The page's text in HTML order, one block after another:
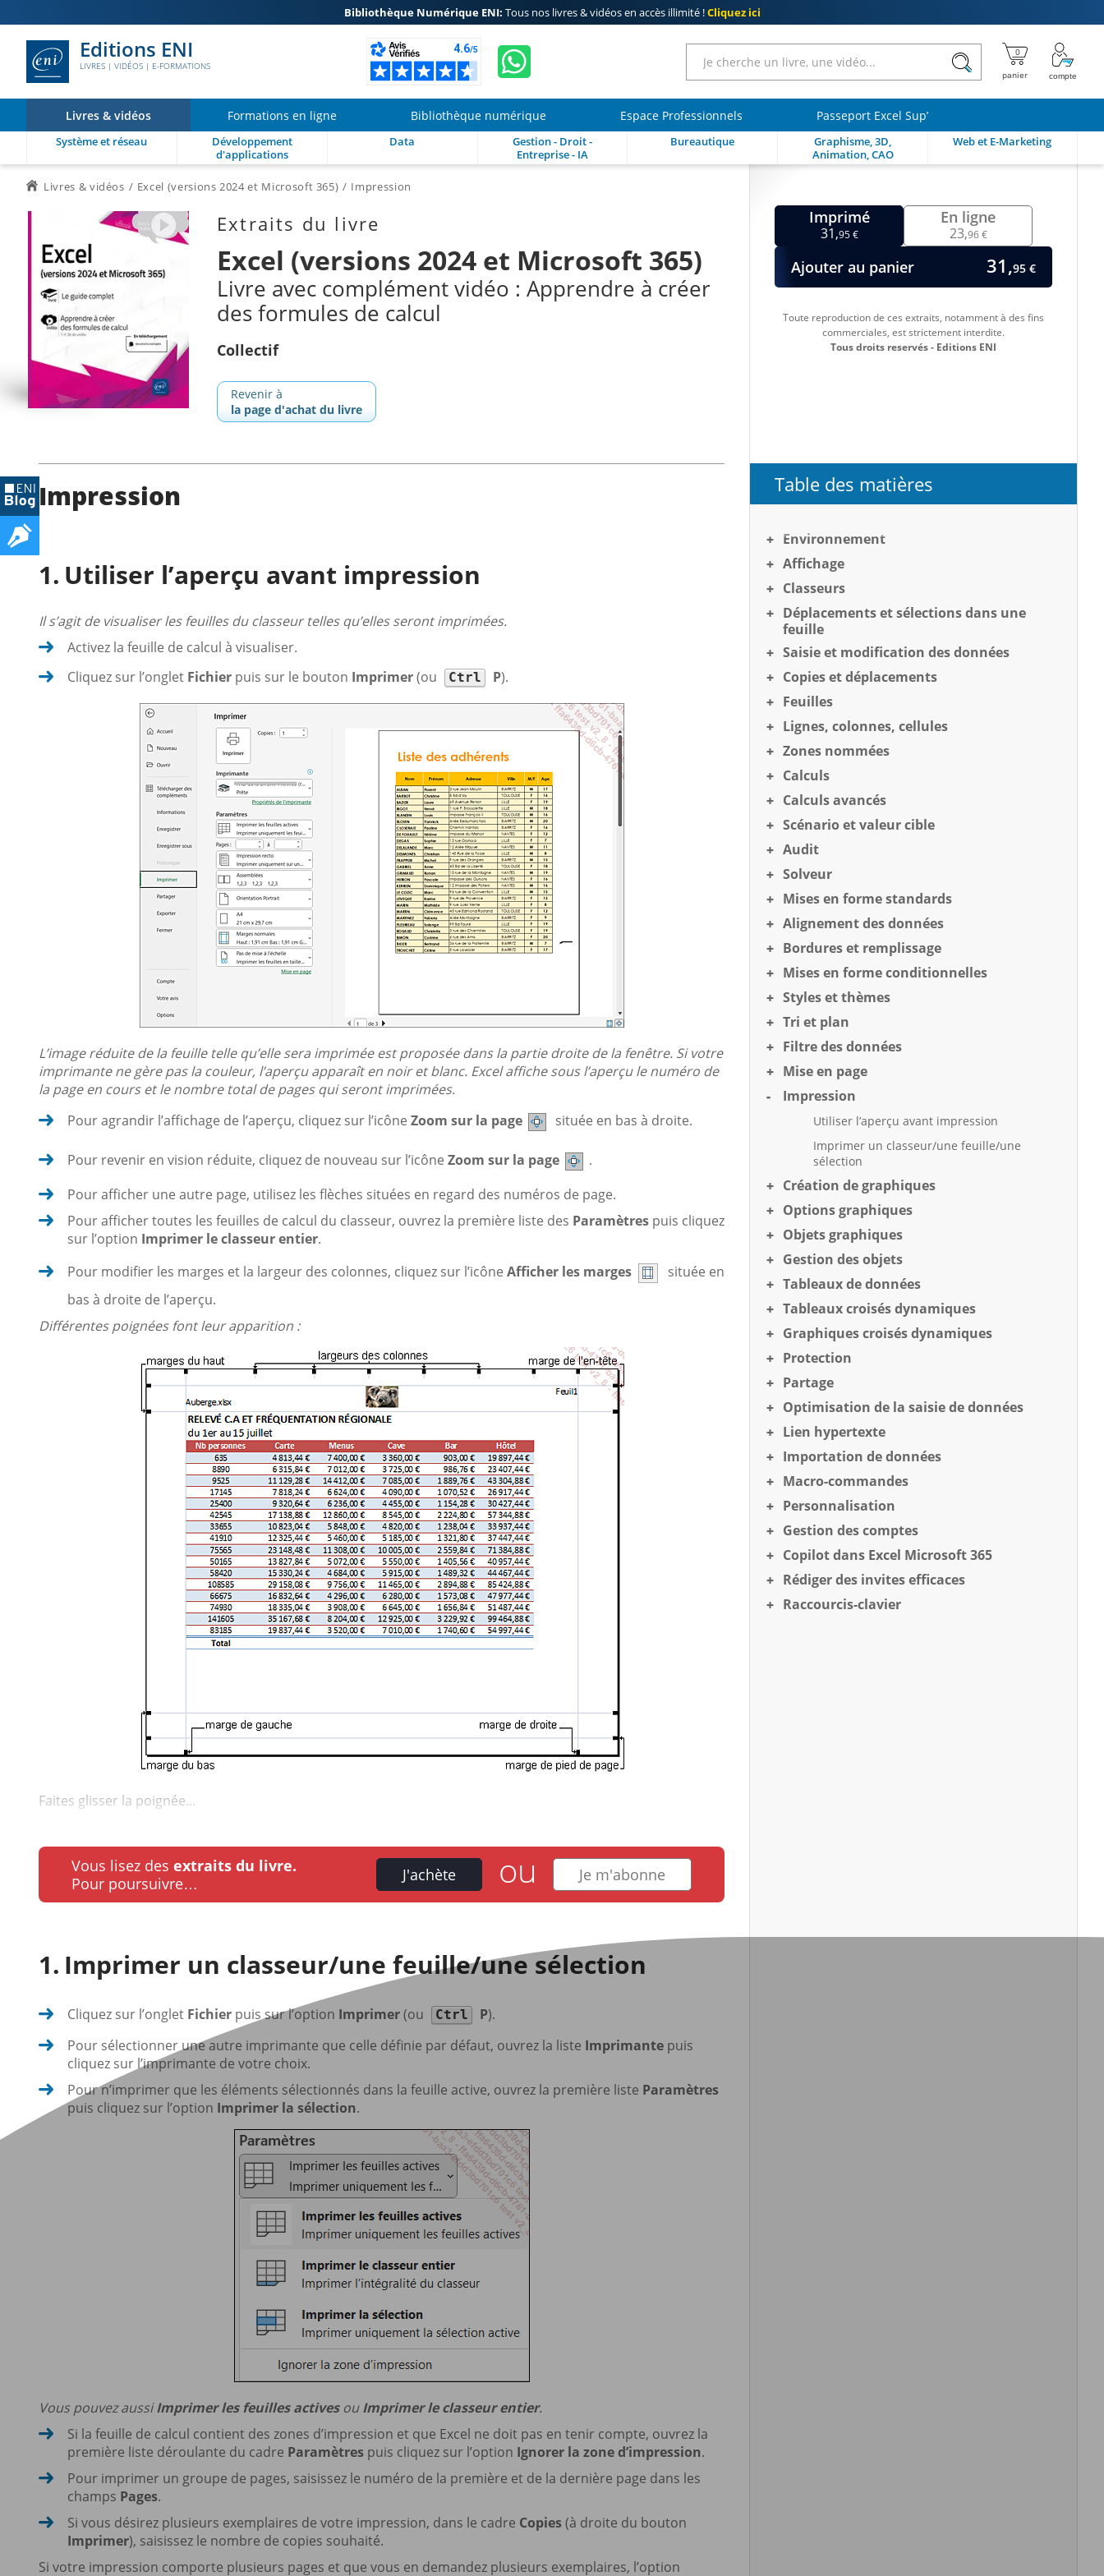
Bibliothèque Numérique ENI: Tous nos livres & vidéos en accès illimité !Cliquez ici
Editions ENI
LIVRES | VIDÉOS | E-FORMATIONS
Livres & vidéos Formations en ligne Bibliothèque numérique Espace Professionnels Passeport Excel Sup’
Système et réseau
Développement
d'applications
Data
Gestion - Droit -
Entreprise - IA
Bureautique
Graphisme, 3D,
Animation, CAO
Web et E-Marketing
Livres & vidéos Excel (versions 2024 et Microsoft 365) Impression
Extraits du livre
Excel (versions 2024 et Microsoft 365)
Livre avec complément vidéo : Apprendre à créer
des formules de calcul
Collectif
Revenir à
la page d'achat du livre
Imprimé
31,95 €
En ligne
23,96 €
Ajouter au panier 31,95 €
Toute reproduction de ces extraits, notamment à des fins
commerciales, est strictement interdite.
Tous droits reservés - Editions ENI
Impression
Utiliser l’aperçu avant impression
Il s’agit de visualiser les feuilles du classeur telles qu’elles seront imprimées.
Activez la feuille de calcul à visualiser.
Cliquez sur l’onglet Fichier puis sur le bouton Imprimer(ou Ctrl P).
L’image réduite de la feuille telle qu’elle sera imprimée est proposée dans la partie droite de la fenêtre. Si votre
imprimante ne gère pas la couleur, l’aperçu apparaît en noir et blanc. Excel affiche sous l’aperçu le numéro de
la page en cours et le nombre total de pages qui seront imprimées.
Pour agrandir l’affichage de l’aperçu, cliquez sur l’icône Zoom sur la page située en bas à droite.
Pour revenir en vision réduite, cliquez de nouveau sur l’icône Zoom sur la page
.
Pour afficher une autre page, utilisez les flèches situées en regard des numéros de page.
Pour afficher toutes les feuilles de calcul du classeur, ouvrez la première liste des Paramètres puis cliquez
sur l’option Imprimer le classeur entier.
Pour modifier les marges et la largeur des colonnes, cliquez sur l’icône Afficher les marges
située en
bas à droite de l’aperçu.
Différentes poignées font leur apparition :
Faites glisser la poignée...
Vous lisez des extraits du livre.
Pour poursuivre…
J'achète ou Je m'abonne
Imprimer un classeur/une feuille/une sélection
Cliquez sur l’onglet Fichier puis sur l’option Imprimer(ou Ctrl P).
Pour sélectionner une autre imprimante que celle définie par défaut, ouvrez la liste Imprimante puis
cliquez sur l’imprimante de votre choix.
Pour n’imprimer que les éléments sélectionnés dans la feuille active, ouvrez la première liste Paramètres
puis cliquez sur l’option Imprimer la sélection.
Vous pouvez aussiImprimer les feuilles activesouImprimer le classeur entier.
Si la feuille de calcul contient des zones d’impression et que Excel ne doit pas en tenir compte, ouvrez la
première liste déroulante du cadre Paramètres puis cliquez sur l’option Ignorer la zone d’impression.
Pour imprimer un groupe de pages, saisissez le numéro de la première et de la dernière page dans les
champs Pages.
Si vous désirez plusieurs exemplaires de votre impression, dans le cadre Copies(à droite du bouton
Imprimer), saisissez le nombre de copies souhaité.
Si votre impression comporte plusieurs pages et que vous en demandez plusieurs exemplaires, l’option
Table des matières
Environnement
Affichage
Classeurs
Déplacements et sélections dans une
feuille
Saisie et modification des données
Copies et déplacements
Feuilles
Lignes, colonnes, cellules
Zones nommées
Calculs
Calculs avancés
Scénario et valeur cible
Audit
Solveur
Mises en forme standards
Alignement des données
Bordures et remplissage
Mises en forme conditionnelles
Styles et thèmes
Tri et plan
Filtre des données
Mise en page
Impression
Utiliser l’aperçu avant impression
Imprimer un classeur/une feuille/une
sélection
Création de graphiques
Options graphiques
Objets graphiques
Gestion des objets
Tableaux de données
Tableaux croisés dynamiques
Graphiques croisés dynamiques
Protection
Partage
Optimisation de la saisie de données
Lien hypertexte
Importation de données
Macro-commandes
Personnalisation
Gestion des comptes
Copilot dans Excel Microsoft 365
Rédiger des invites efficaces
Raccourcis-clavier